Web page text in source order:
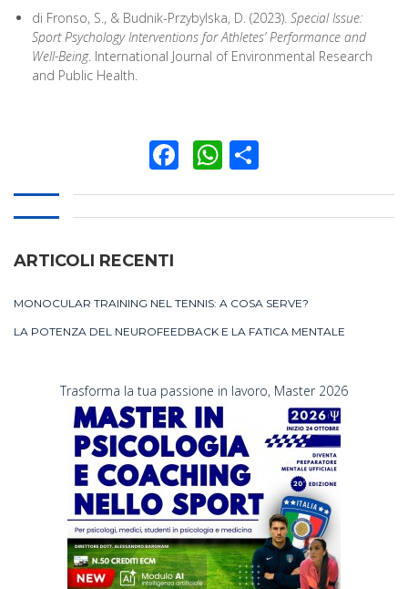
di Fronso, S., & Budnik-Przybylska, D. (2023). Special Issue:
Sport Psychology Interventions for Athletes’ Performance and
Well-Being. International Journal of Environmental Research
and Public Health.
Facebook
WhatsApp
ARTICOLI RECENTI
MONOCULAR TRAINING NEL TENNIS: A COSA SERVE?
LA POTENZA DEL NEUROFEEDBACK E LA FATICA MENTALE
Trasforma la tua passione in lavoro, Master 2026